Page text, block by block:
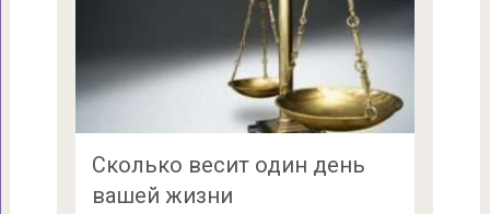
Сколько весит один день
вашей жизни